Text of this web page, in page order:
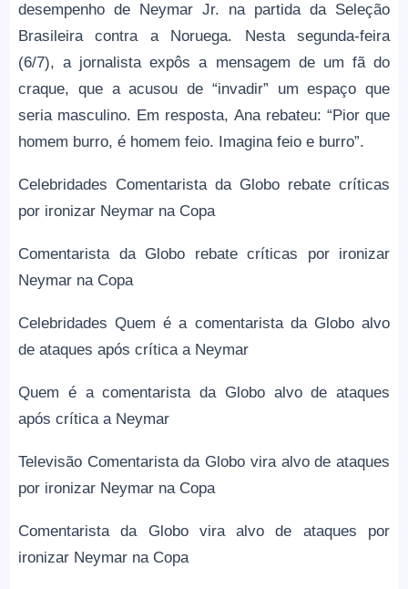
desempenho de Neymar Jr. na partida da Seleção
Brasileira contra a Noruega. Nesta segunda-feira
(6/7), a jornalista expôs a mensagem de um fã do
craque, que a acusou de “invadir” um espaço que
seria masculino. Em resposta, Ana rebateu: “Pior que
homem burro, é homem feio. Imagina feio e burro”.
Celebridades Comentarista da Globo rebate críticas
por ironizar Neymar na Copa
Comentarista da Globo rebate críticas por ironizar
Neymar na Copa
Celebridades Quem é a comentarista da Globo alvo
de ataques após crítica a Neymar
Quem é a comentarista da Globo alvo de ataques
após crítica a Neymar
Televisão Comentarista da Globo vira alvo de ataques
por ironizar Neymar na Copa
Comentarista da Globo vira alvo de ataques por
ironizar Neymar na Copa